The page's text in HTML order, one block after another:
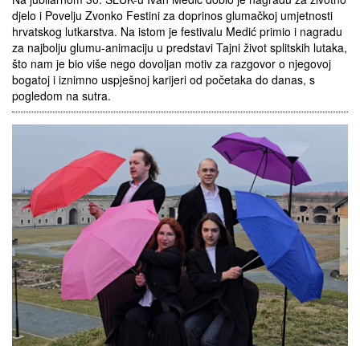
djelo i Povelju Zvonko Festini za doprinos glumačkoj umjetnosti
hrvatskog lutkarstva. Na istom je festivalu Medić primio i nagradu
za najbolju glumu-animaciju u predstavi Tajni život splitskih lutaka,
što nam je bio više nego dovoljan motiv za razgovor o njegovoj
bogatoj i iznimno uspješnoj karijeri od početaka do danas, s
pogledom na sutra.